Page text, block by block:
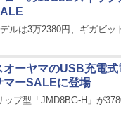
ルは3万2380円、ギガビッ
オーヤマのUSB充電
マーSALEに登場
ップ型「JMD8BG-H」が